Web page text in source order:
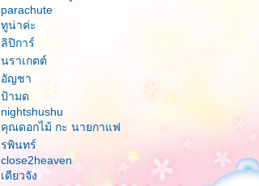
parachute
ทูน่าค่ะ
ลิปิการ์
นราเกตต์
อัญชา
ป้ามด
nightshushu
คุณดอกไม้ กะ นายกาแฟ
รพินทร์
close2heaven
เดียวจัง